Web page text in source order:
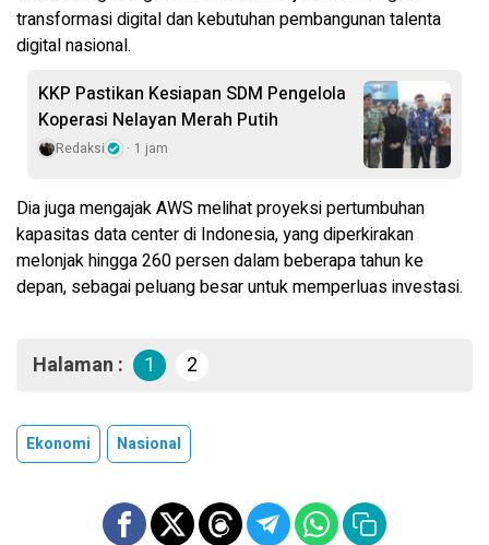
transformasi digital dan kebutuhan pembangunan talenta
digital nasional.
KKP Pastikan Kesiapan SDM Pengelola
Koperasi Nelayan Merah Putih
Redaksi 1 jam
Dia juga mengajak AWS melihat proyeksi pertumbuhan
kapasitas data center di Indonesia, yang diperkirakan
melonjak hingga 260 persen dalam beberapa tahun ke
depan, sebagai peluang besar untuk memperluas investasi.
Halaman : 1 2
Ekonomi Nasional